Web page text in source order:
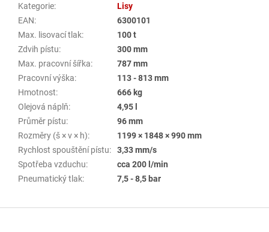
Kategorie:
Lisy
EAN:
6300101
Max. lisovací tlak:
100 t
Zdvih pístu:
300 mm
Max. pracovní šířka:
787 mm
Pracovní výška:
113 - 813 mm
Hmotnost:
666 kg
Olejová náplň:
4,95 l
Průměr pístu:
96 mm
Rozměry (š × v × h):
1199 × 1848 × 990 mm
Rychlost spouštění pístu:
3,33 mm/s
Spotřeba vzduchu:
cca 200 l/min
Pneumatický tlak: 7,5 - 8,5 bar